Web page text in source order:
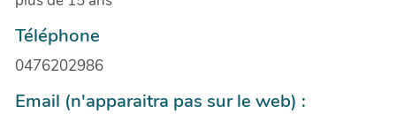
Téléphone
0476202986
Email (n'apparaitra pas sur le web) :